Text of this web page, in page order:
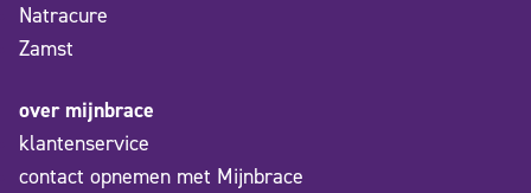
Natracure
Zamst
over mijnbrace
klantenservice
contact opnemen met Mijnbrace